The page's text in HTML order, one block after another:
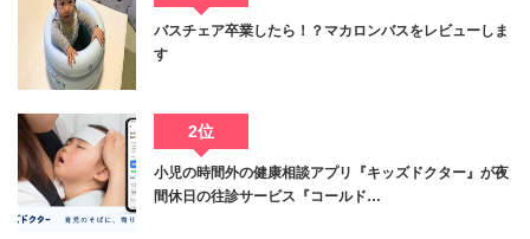
バスチェア卒業したら！？マカロンバスをレビューしま
す
2位
小児の時間外の健康相談アプリ『キッズドクター』が夜
間休日の往診サービス『コールド…